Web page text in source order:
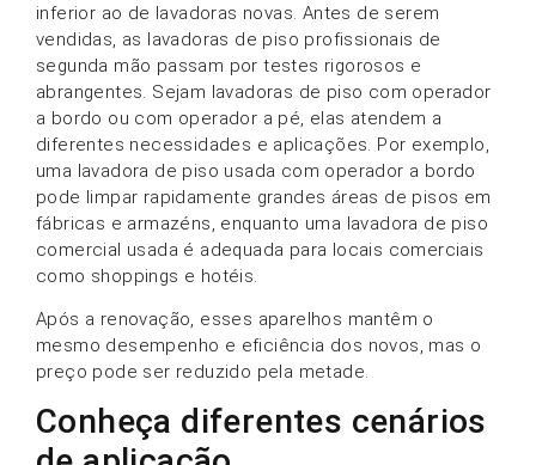
inferior ao de lavadoras novas. Antes de serem
vendidas, as lavadoras de piso profissionais de
segunda mão passam por testes rigorosos e
abrangentes. Sejam lavadoras de piso com operador
a bordo ou com operador a pé, elas atendem a
diferentes necessidades e aplicações. Por exemplo,
uma lavadora de piso usada com operador a bordo
pode limpar rapidamente grandes áreas de pisos em
fábricas e armazéns, enquanto uma lavadora de piso
comercial usada é adequada para locais comerciais
como shoppings e hotéis.
Após a renovação, esses aparelhos mantêm o
mesmo desempenho e eficiência dos novos, mas o
preço pode ser reduzido pela metade.
Conheça diferentes cenários